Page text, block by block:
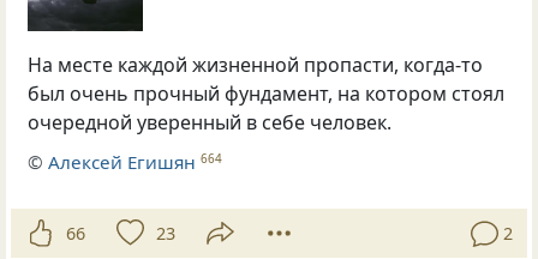
На месте каждой жизненной пропасти, когда-то
был очень прочный фундамент, на котором стоял
очередной уверенный в себе человек.
©Алексей Егишян 664
66 23 2